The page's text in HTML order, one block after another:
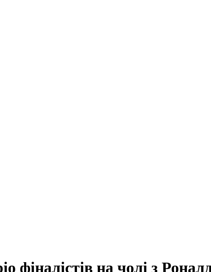
на чолі з